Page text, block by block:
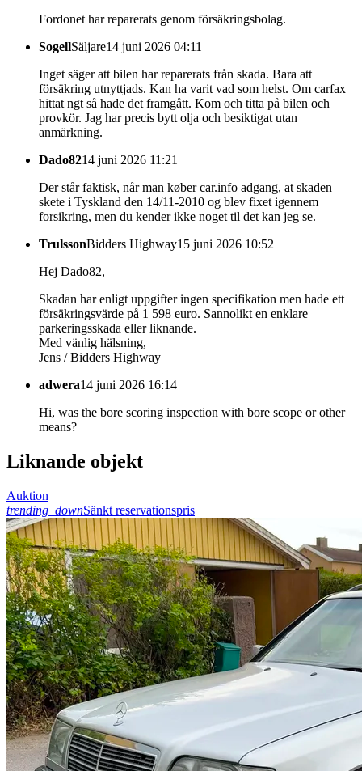
Fordonet har reparerats genom försäkringsbolag.
SogellSäljare14 juni 2026 04:11
Inget säger att bilen har reparerats från skada. Bara att
försäkring utnyttjads. Kan ha varit vad som helst. Om carfax
hittat ngt så hade det framgått. Kom och titta på bilen och
provkör. Jag har precis bytt olja och besiktigat utan
anmärkning.
Dado8214 juni 2026 11:21
Der står faktisk, når man køber car.info adgang, at skaden
skete i Tyskland den 14/11-2010 og blev fixet igennem
forsikring, men du kender ikke noget til det kan jeg se.
TrulssonBidders Highway15 juni 2026 10:52
Hej Dado82,
Skadan har enligt uppgifter ingen specifikation men hade ett
försäkringsvärde på 1 598 euro. Sannolikt en enklare
parkeringsskada eller liknande.
Med vänlig hälsning,
Jens / Bidders Highway
adwera14 juni 2026 16:14
Hi, was the bore scoring inspection with bore scope or other
means?
Liknande objekt
Auktion
trending_downSänkt reservationspris